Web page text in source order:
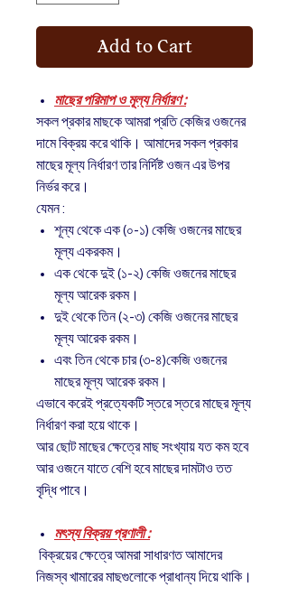
Add to Cart
মাছের পরিমাপ ও মূল্য নির্ধারণ :
সকল প্রকার মাছকে আমরা প্রতি কেজির ওজনের
দামে বিক্রয় করে থাকি। আমাদের সকল প্রকার
মাছের মূল্য নির্ধারণ তার নির্দিষ্ট ওজন এর উপর
নির্ভর করে।
যেমন :
শূন্য থেকে এক (০-১) কেজি ওজনের মাছের
মূল্য একরকম।
এক থেকে দুই (১-২) কেজি ওজনের মাছের
মূল্য আরেক রকম।
দুই থেকে তিন (২-৩) কেজি ওজনের মাছের
মূল্য আরেক রকম।
এবং তিন থেকে চার (৩-৪)কেজি ওজনের
মাছের মূল্য আরেক রকম।
এভাবে করেই প্রত্যেকটি স্তরে স্তরে মাছের মূল্য
নির্ধারণ করা হয়ে থাকে।
আর ছোট মাছের ক্ষেত্রে মাছ সংখ্যায় যত কম হবে
আর ওজনে যাতে বেশি হবে মাছের দামটাও তত
বৃদ্ধি পাবে।
মৎস্য বিক্রয় প্রণালী :
বিক্রয়ের ক্ষেত্রে আমরা সাধারণত আমাদের
নিজস্ব খামারের মাছগুলোকে প্রাধান্য দিয়ে থাকি।